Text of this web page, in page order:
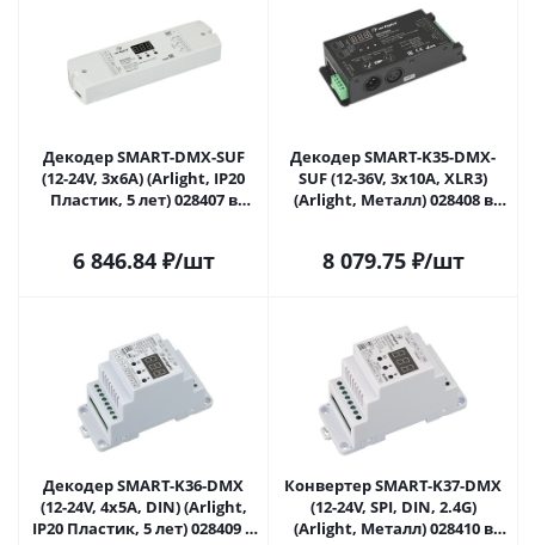
Декодер SMART-DMX-SUF
(12-24V, 3x6A) (Arlight, IP20
Пластик, 5 лет) 028407 в
6 846.84₽/шт
Декодер SMART-K35-DMX-
SUF (12-36V, 3x10A, XLR3)
(Arlight, Металл) 028408 в
8 079.75₽/шт
Декодер SMART-K36-DMX
(12-24V, 4x5A, DIN) (Arlight,
IP20 Пластик, 5 лет) 028409 в
Конвертер SMART-K37-DMX
(12-24V, SPI, DIN, 2.4G)
(Arlight, Металл) 028410 в